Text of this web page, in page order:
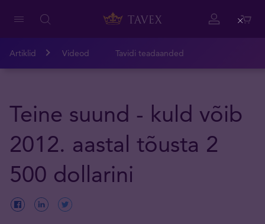
Artiklid Videod Tavidi teadaanded
Teine suund - kuld võib
2012. aastal tõusta 2
500 dollarini
Close